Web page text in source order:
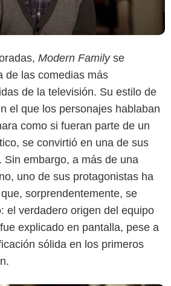
Modern Familyse
de las comedias más
de la televisión. Su estilo de
el que los personajes hablaban
como si fueran parte de un
se convirtió en una de sus
Sin embargo, a más de una
uno de sus protagonistas ha
sorprendentemente, se
el verdadero origen del equipo
explicado en pantalla, pese a
sólida en los primeros
Disney+